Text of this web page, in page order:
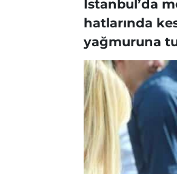
İstanbul’da
hatlarında
yağmuruna